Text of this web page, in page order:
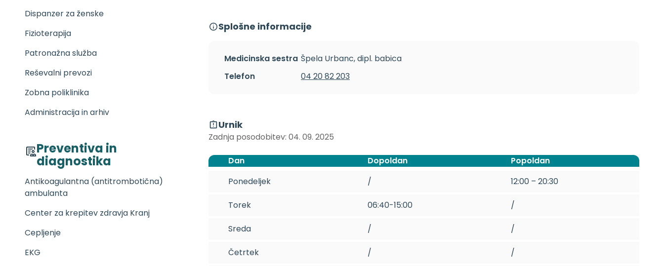
Splošne informacije
Medicinska sestra Špela Urbanc, dipl. babica
Telefon
04 20 82 203
Urnik
Zadnja posodobitev: 04. 09. 2025
Dan Dopoldan
Popoldan
Ponedeljek
/ 12:00 – 20:30
Torek 06:40-15:00 /
Sreda / /
Četrtek / /
Dispanzer za ženske
Fizioterapija
Patronažna služba
Reševalni prevozi
Zobna poliklinika
Administracija in arhiv
Preventiva in
diagnostika
Antikoagulantna (antitrombotična)
ambulanta
Center za krepitev zdravja Kranj
Cepljenje
EKG